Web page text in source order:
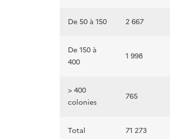
De 50 à 150 2 667
De 150 à
400
1 998
> 400
colonies
765
Total 71 273